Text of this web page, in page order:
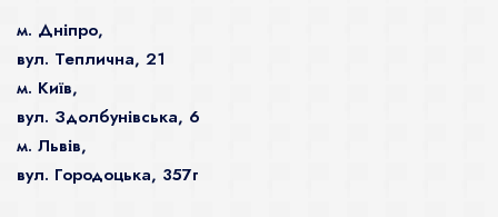
м. Дніпро,
вул. Теплична, 21
м. Київ,
вул. Здолбунівська, 6
м. Львів,
вул. Городоцька, 357г